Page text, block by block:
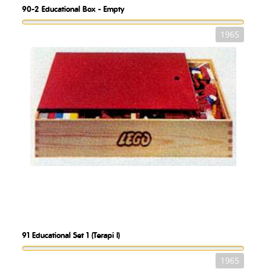
90-2 Educational Box - Empty
1965
91 Educational Set 1 (Terapi I)
1965